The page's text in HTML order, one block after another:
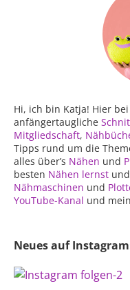
Hi, ich bin Katja! Hier
anfängertaugliche
Mitgliedschaft,
Tipps rund um die
alles über’s Nähen und
besten Nähen lernst
Nähmaschinen und
YouTube-Kanal und mein
Neues auf